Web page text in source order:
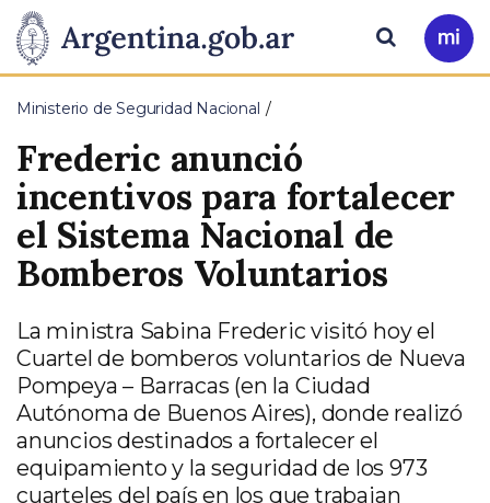
Presidencia
de
la
Nación
Pasar al contenido principal
Ir
a
Buscar
Ministerio de Seguridad Nacional
Frederic anunció
incentivos para fortalecer
el Sistema Nacional de
Bomberos Voluntarios
La ministra Sabina Frederic visitó hoy el
Cuartel de bomberos voluntarios de Nueva
Pompeya – Barracas (en la Ciudad
Autónoma de Buenos Aires), donde realizó
anuncios destinados a fortalecer el
equipamiento y la seguridad de los 973
cuarteles del país en los que trabajan